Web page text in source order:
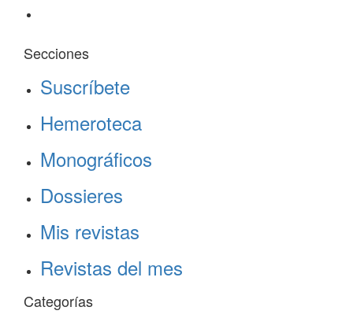
Secciones
Suscríbete
Hemeroteca
Monográficos
Dossieres
Mis revistas
Revistas del mes
Categorías